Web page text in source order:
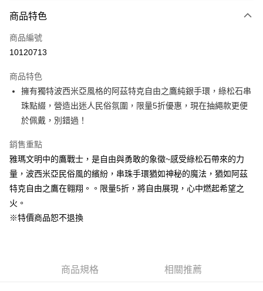
信用卡一次付款
LINE Pay
街口支付
悠遊付
運送方式
黑貓宅急便
每筆NT$100，滿NT$3,000(含以上)免運費
商品特色
商品編號
10120713
商品特色
擁有獨特波西米亞風格的阿茲特克自由之鷹純銀手環，綠松石串
珠點綴，營造出迷人民俗氛圍，限量5折優惠，現在抽繩款更便
於佩戴，別錯過！
銷售重點
雅瑪文明中的鷹戰士，是自由與勇敢的象徵~感受綠松石帶來的力
量，波西米亞民俗風的繽紛，串珠手環猶如神秘的魔法，猶如阿茲
特克自由之鷹在翱翔。。限量5折，將自由展現，心中燃起希望之
火。
※特價商品恕不退換
商品規格 相關推薦